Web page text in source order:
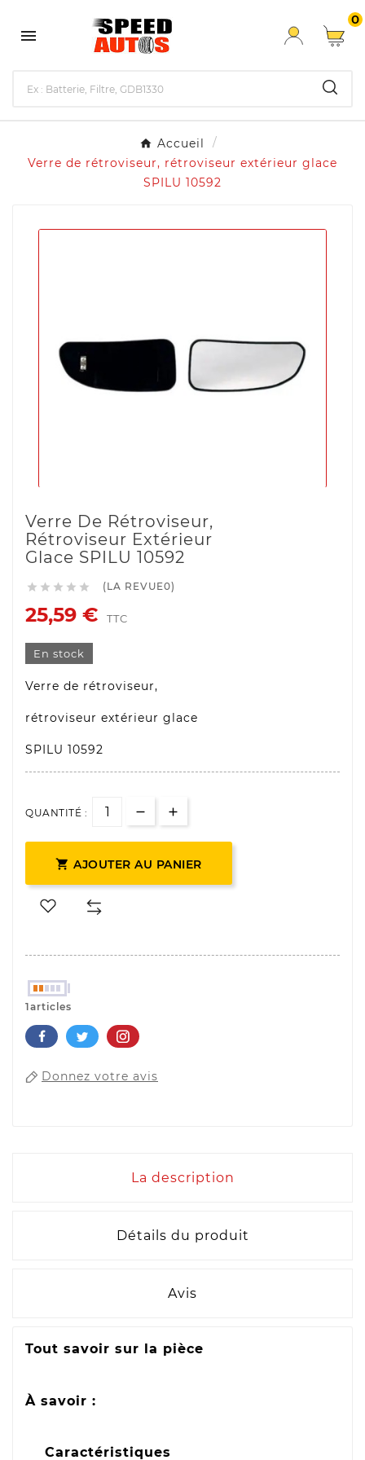

0
Accueil
Verre de rétroviseur, rétroviseur extérieur glace
SPILU 10592
Verre De Rétroviseur,
Rétroviseur Extérieur
Glace SPILU 10592
     (LA REVUE0)
25,59 € TTC
En stock
Verre de rétroviseur,
rétroviseur extérieur glace
SPILU 10592
QUANTITÉ :
 AJOUTER AU PANIER
1articles
Donnez votre avis
La description
Détails du produit
Avis
Tout savoir sur la pièce
À savoir :
Caractéristiques